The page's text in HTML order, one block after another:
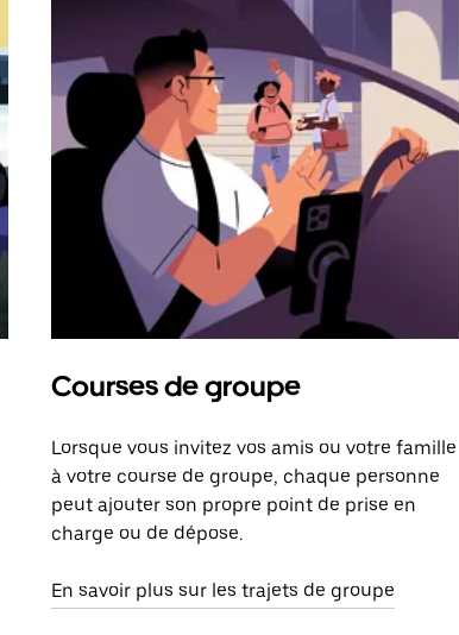
Courses de groupe
Lorsque vous invitez vos amis ou votre famille
à votre course de groupe, chaque personne
peut ajouter son propre point de prise en
charge ou de dépose.
En savoir plus sur les trajets de groupe